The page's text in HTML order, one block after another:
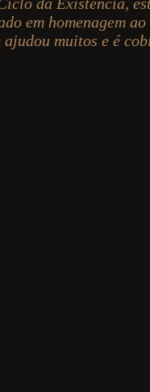
em homenagem
muitos e é